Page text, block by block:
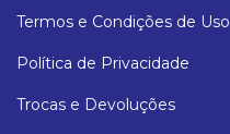
Termos e Condições de Uso
Política de Privacidade
Trocas e Devoluções